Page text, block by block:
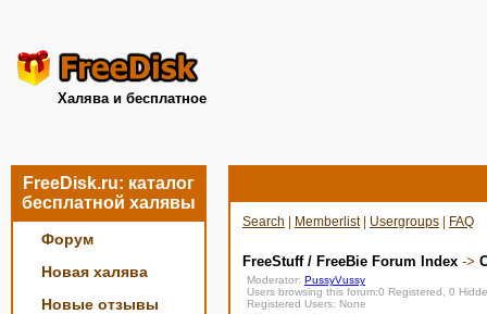
Халява и бесплатное
FreeDisk.ru: каталог
бесплатной халявы
Форум
Новая халява
Новые отзывы
Search Memberlist| Usergroups FAQ
FreeStuff / FreeBie Forum Index ->
Moderator: PussyVussy
Users browsing this forum:0 Registered, 0
Registered Users: None